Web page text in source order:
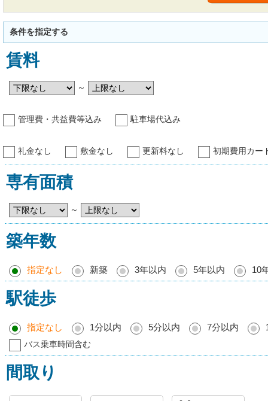
条件を指定する
賃料
～
管理費・共益費等込み 駐車場代込み
礼金なし 敷金なし 更新料なし 初期費用カー
専有面積
～
築年数
指定なし 新築 3年以内 5年以内 10
駅徒歩
指定なし 1分以内 5分以内 7分以内
バス乗車時間含む
間取り